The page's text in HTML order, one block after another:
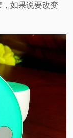
如果说要改变